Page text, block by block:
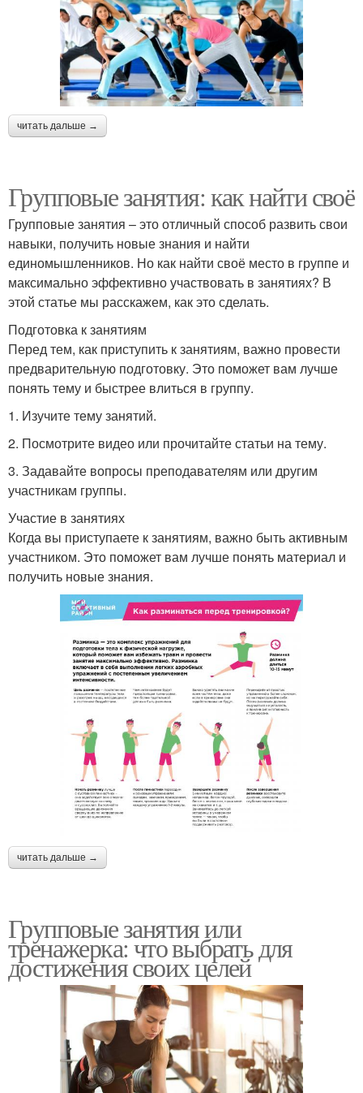
читать дальше →
Групповые занятия: как найти своё
Групповые занятия – это отличный способ развить свои
навыки, получить новые знания и найти
единомышленников. Но как найти своё место в группе и
максимально эффективно участвовать в занятиях? В
этой статье мы расскажем, как это сделать.
Подготовка к занятиям
Перед тем, как приступить к занятиям, важно провести
предварительную подготовку. Это поможет вам лучше
понять тему и быстрее влиться в группу.
1. Изучите тему занятий.
2. Посмотрите видео или прочитайте статьи на тему.
3. Задавайте вопросы преподавателям или другим
участникам группы.
Участие в занятиях
Когда вы приступаете к занятиям, важно быть активным
участником. Это поможет вам лучше понять материал и
получить новые знания.
читать дальше →
Групповые занятия или
тренажерка: что выбрать для
достижения своих целей